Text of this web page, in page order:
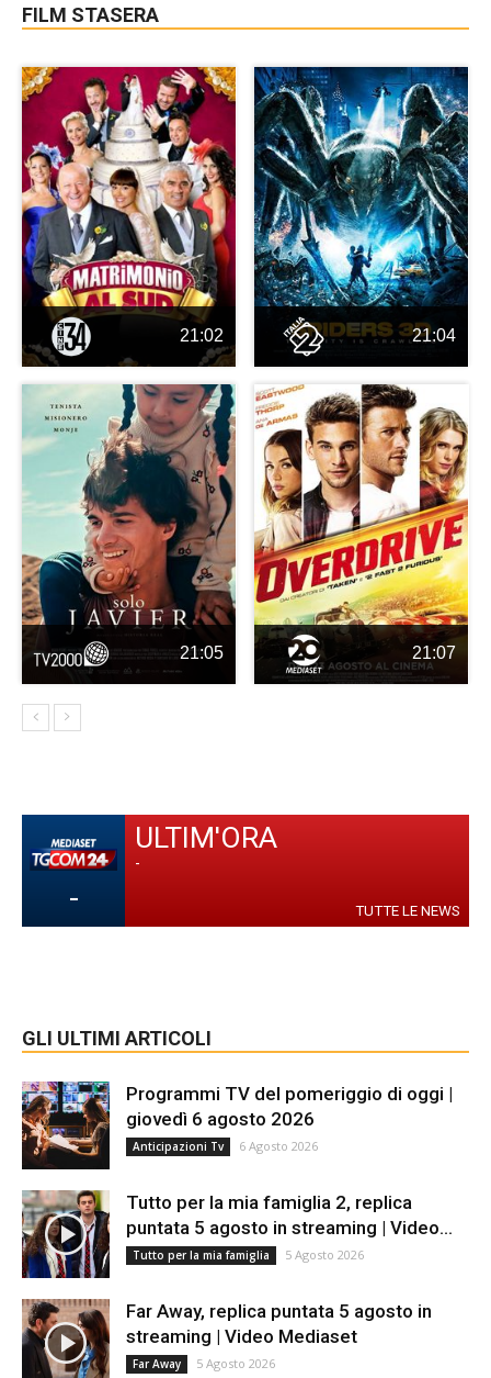
FILM STASERA
21:02 21:04
21:05 21:07
-
ULTIM'ORA
-
TUTTE LE NEWS
GLI ULTIMI ARTICOLI
Programmi TV del pomeriggio di oggi |
giovedì 6 agosto 2026
Anticipazioni Tv 6 Agosto 2026
Tutto per la mia famiglia 2, replica
puntata 5 agosto in streaming | Video...
Tutto per la mia famiglia 5 Agosto 2026
Far Away, replica puntata 5 agosto in
streaming | Video Mediaset
Far Away 5 Agosto 2026